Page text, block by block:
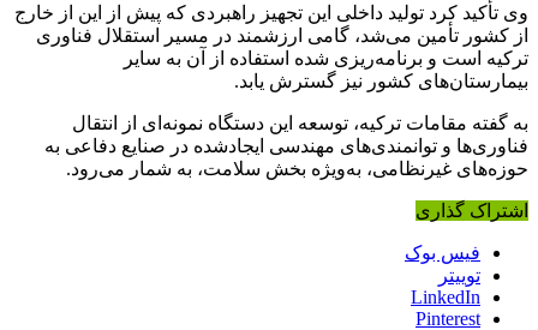
وی تأکید کرد تولید داخلی این تجهیز راهبردی که پیش از این از خارج
از کشور تأمین می‌شد، گامی ارزشمند در مسیر استقلال فناوری
ترکیه است و برنامه‌ریزی شده استفاده از آن به سایر
بیمارستان‌های کشور نیز گسترش یابد.
به گفته مقامات ترکیه، توسعه این دستگاه نمونه‌ای از انتقال
فناوری‌ها و توانمندی‌های مهندسی ایجادشده در صنایع دفاعی به
حوزه‌های غیرنظامی، به‌ویژه بخش سلامت، به شمار می‌رود.
اشتراک گذاری
فیس بوک
توییتر
LinkedIn
Pinterest